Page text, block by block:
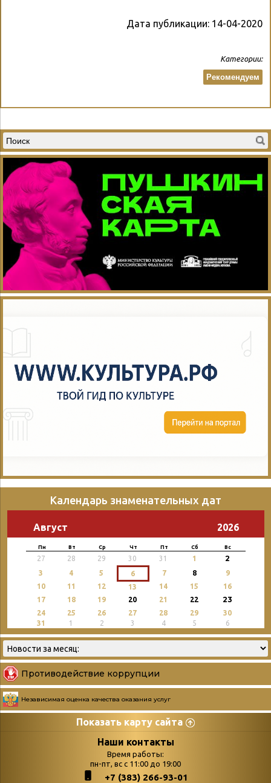
Дата публикации: 14-04-2020
Категории:
Рекомендуем
Календарь знаменательных дат
Август 2026
Пн Вт Ср Чт Пт Сб Вс
27 28 29 30 31 1 2
3 4 5 6 7 8
9
10
11 12 13 14 15
16
17
18 19 20 21 22 23
24 25 26 27 28 29
30
31
1 2 3 4 5 6
Противодействие коррупции
Независимая оценка качества оказания услуг
Показать карту сайта
СтраницыНаши контакты
Время работы:
пн-пт, вс с 11:00 до 19:00
+7 (383) 266-93-01